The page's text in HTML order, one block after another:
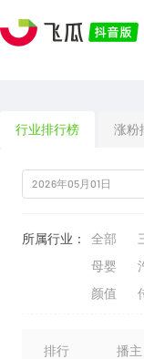
行业排行榜 涨粉
所属行业： 全部
母婴
颜值
排行 播主